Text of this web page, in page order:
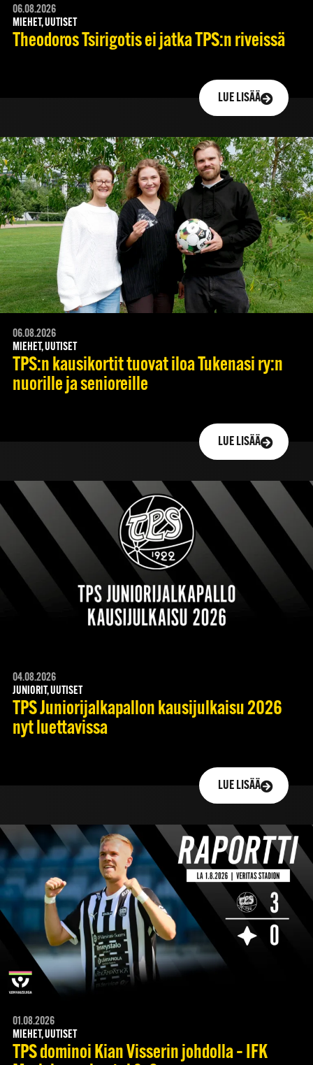
06.08.2026
MIEHET, UUTISET
Theodoros Tsirigotis ei jatka TPS:n riveissä
LUE LISÄÄ
06.08.2026
MIEHET, UUTISET
TPS:n kausikortit tuovat iloa Tukenasi ry:n
nuorille ja senioreille
LUE LISÄÄ
04.08.2026
JUNIORIT, UUTISET
TPS Juniorijalkapallon kausijulkaisu 2026
nyt luettavissa
LUE LISÄÄ
01.08.2026
MIEHET, UUTISET
TPS dominoi Kian Visserin johdolla – IFK